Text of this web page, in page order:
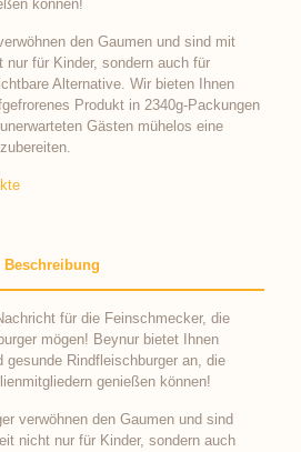
können!
den Gaumen und sind mit
nur für Kinder, sondern auch für
Alternative. Wir bieten Ihnen
Produkt in 2340g-Packungen
Gästen mühelos eine
Beschreibung
für die Feinschmecker, die
mögen! Beynur bietet Ihnen
gesunde Rindfleischburger an, die
genießen können!
verwöhnen den Gaumen und sind
nicht nur für Kinder, sondern auch